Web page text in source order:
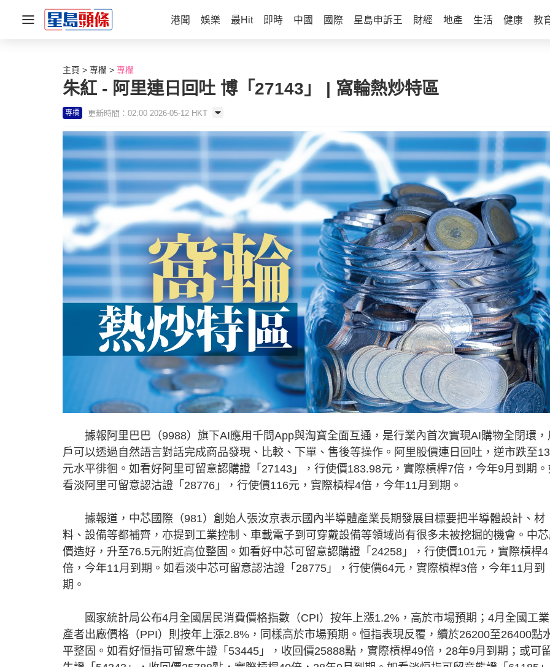
港聞 娛樂 最Hit 即時 中國 國際 星島申訴王 財經 地產 生活 健康 教
主頁 專欄 專欄
朱紅 - 阿里連日回吐 博「27143」 | 窩輪熱炒特區
專欄 更新時間：02:00 2026-05-12 HKT
據報阿里巴巴（9988）旗下AI應用千問App與淘寶全面互通，是行業內首次實現AI購物全閉環，
戶可以透過自然語言對話完成商品發現、比較、下單、售後等操作。阿里股價連日回吐，逆市跌至
元水平徘徊。如看好阿里可留意認購證「27143」，行使價183.98元，實際槓桿7倍，今年9月到期
看淡阿里可留意認沽證「28776」，行使價116元，實際槓桿4倍，今年11月到期。
據報道，中芯國際（981）創始人張汝京表示國內半導體產業長期發展目標要把半導體設計、材
料、設備等都補齊，亦提到工業控制、車載電子到可穿戴設備等領域尚有很多未被挖掘的機會。中
價造好，升至76.5元附近高位整固。如看好中芯可留意認購證「24258」，行使價101元，實際槓桿4
倍，今年11月到期。如看淡中芯可留意認沽證「28775」，行使價64元，實際槓桿3倍，今年11月到
期。
國家統計局公布4月全國居民消費價格指數（CPI）按年上漲1.2%，高於市場預期；4月全國工
產者出廠價格（PPI）則按年上漲2.8%，同樣高於市場預期。恒指表現反覆，續於26200至26400點
平整固。如看好恒指可留意牛證「53445」，收回價25888點，實際槓桿49倍，28年9月到期；或可